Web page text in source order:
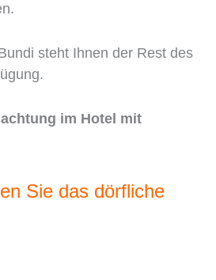
steht Ihnen der Rest des
im Hotel mit
Sie das dörfliche